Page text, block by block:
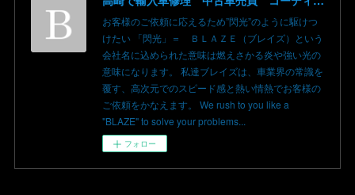
お客様のご依頼に応えるため”閃光”のように駆けつ
けたい 「閃光」＝ ＢＬＡＺＥ（ブレイズ）という
会社名に込められた意味は燃えさかる炎や強い光の
意味になります。 私達ブレイズは、車業界の常識を
覆す、高次元でのスピード感と熱い情熱でお客様の
ご依頼をかなえます。 We rush to you like a
"BLAZE" to solve your problems...
フォロー